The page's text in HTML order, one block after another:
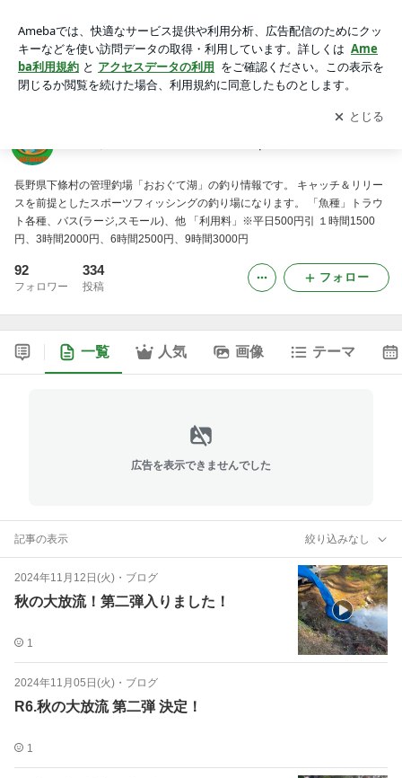
アプリをダウンロードして ブログの更新通知
を受け取りまし
ょう。
開く
長野県下條村の管理釣場「おおぐて湖」の釣り情報です。 キャッチ＆リリー
スを前提としたスポーツフィッシングの釣り場になります。 「魚種」トラウ
ト各種、バス(ラージ,スモール)、他 「利用料」※平日500円引 １時間1500
円、3時間2000円、6時間2500円、9時間3000円
92
フォロワー
334
投稿
フォロー
一覧 人気 画像 テーマ
広告を表示できませんでした
記事の表示 絞り込みなし
2024年11月12日(火) ・ ブログ
秋の大放流！第二弾入りました！
1
2024年11月05日(火) ・ ブログ
R6.秋の大放流 第二弾 決定！
1